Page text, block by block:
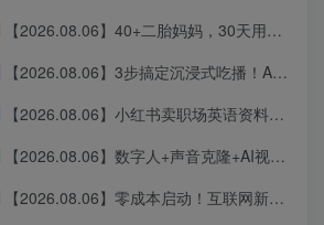
【2026.08.06】40+二胎妈妈，30天用AI搭建知识体系，从0启动3条“生产线”，涨粉2000+，一人公司实现自动运转（深度复盘）
【2026.08.06】3步搞定沉浸式吃播！AI无线画布保姆级教程，手把手教你轻松出片
【2026.08.06】小红书卖职场英语资料，单价39.8却狂销2万+，零基础新手也能轻松复制
【2026.08.06】数字人+声音克隆+AI视频生成，零基础玩转口播智能体全流程实战
【2026.08.06】零成本启动！互联网新个体创业全攻略：商业思维×流量实战×个人品牌，从小白到变现闭环